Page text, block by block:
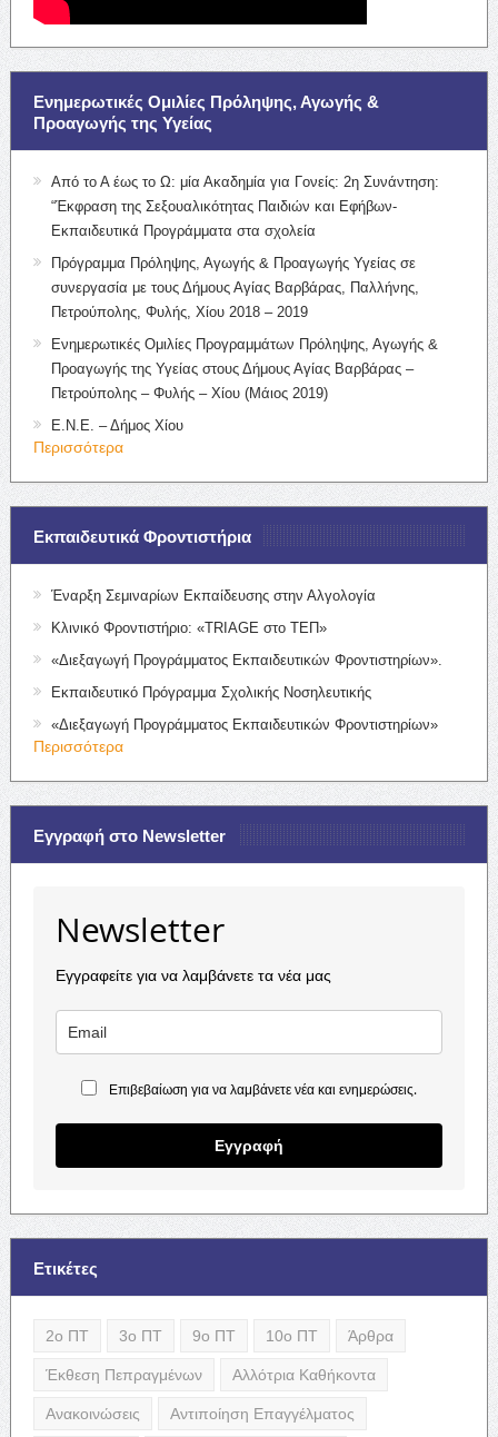
Ενημερωτικές Ομιλίες Πρόληψης, Αγωγής &
Προαγωγής της Υγείας
Από το Α έως το Ω: μία Ακαδημία για Γονείς: 2η Συνάντηση:
“Έκφραση της Σεξουαλικότητας Παιδιών και Εφήβων-
Εκπαιδευτικά Προγράμματα στα σχολεία
Πρόγραμμα Πρόληψης, Αγωγής & Προαγωγής Υγείας σε
συνεργασία με τους Δήμους Αγίας Βαρβάρας, Παλλήνης,
Πετρούπολης, Φυλής, Χίου 2018 – 2019
Ενημερωτικές Ομιλίες Προγραμμάτων Πρόληψης, Αγωγής &
Προαγωγής της Υγείας στους Δήμους Αγίας Βαρβάρας –
Πετρούπολης – Φυλής – Χίου (Μάιος 2019)
Ε.Ν.Ε. – Δήμος Χίου
Περισσότερα
Εκπαιδευτικά Φροντιστήρια
Έναρξη Σεμιναρίων Εκπαίδευσης στην Αλγολογία
Κλινικό Φροντιστήριο: «TRIAGE στο ΤΕΠ»
«Διεξαγωγή Προγράμματος Εκπαιδευτικών Φροντιστηρίων».
Εκπαιδευτικό Πρόγραμμα Σχολικής Νοσηλευτικής
«Διεξαγωγή Προγράμματος Εκπαιδευτικών Φροντιστηρίων»
Περισσότερα
Εγγραφή στο Newsletter
Newsletter
Εγγραφείτε για να λαμβάνετε τα νέα μας
Επιβεβαίωση για να λαμβάνετε νέα και ενημερώσεις.
Εγγραφή
Ετικέτες
2ο ΠΤ 3ο ΠΤ 9ο ΠΤ 10ο ΠΤ Άρθρα
Έκθεση Πεπραγμένων Αλλότρια Καθήκοντα
Ανακοινώσεις Αντιποίηση Επαγγέλματος